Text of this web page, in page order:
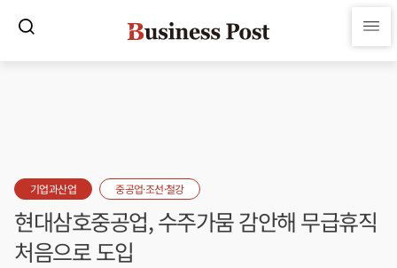
기업과산업 중공업·조선·철강
현대삼호중공업, 수주가뭄 감안해 무급휴직
처음으로 도입